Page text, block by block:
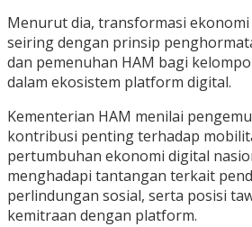
Menurut dia, transformasi
seiring dengan prinsip
dan pemenuhan HAM bagi
dalam ekosistem platform digital.
Kementerian HAM menilai
kontribusi penting terhadap
pertumbuhan ekonomi digital
menghadapi tantangan terkait
perlindungan sosial, serta posisi
kemitraan dengan platform.